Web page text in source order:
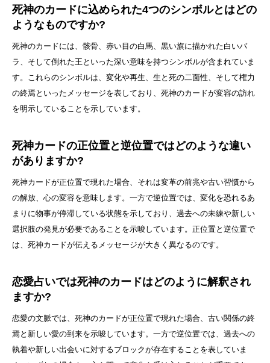
死神のカードに込められた4つのシンボルとはどの
ようなものですか?
死神のカードには、骸骨、赤い目の白馬、黒い旗に描かれた白いバ
ラ、そして倒れた王といった深い意味を持つシンボルが含まれていま
す。これらのシンボルは、変化や再生、生と死の二面性、そして権力
の終焉といったメッセージを表しており、死神のカードが変容の訪れ
を明示していることを示しています。
死神カードの正位置と逆位置ではどのような違い
がありますか?
死神カードが正位置で現れた場合、それは変革の前兆や古い習慣から
の解放、心の変容を意味します。一方で逆位置では、変化を恐れるあ
まりに物事が停滞している状態を示しており、過去への未練や新しい
選択肢の発見が必要であることを示唆しています。正位置と逆位置で
は、死神カードが伝えるメッセージが大きく異なるのです。
恋愛占いでは死神のカードはどのように解釈され
ますか?
恋愛の文脈では、死神のカードが正位置で現れた場合、古い関係の終
焉と新しい愛の到来を示唆しています。一方で逆位置では、過去への
執着や新しい出会いに対するブロックが存在することを表していま